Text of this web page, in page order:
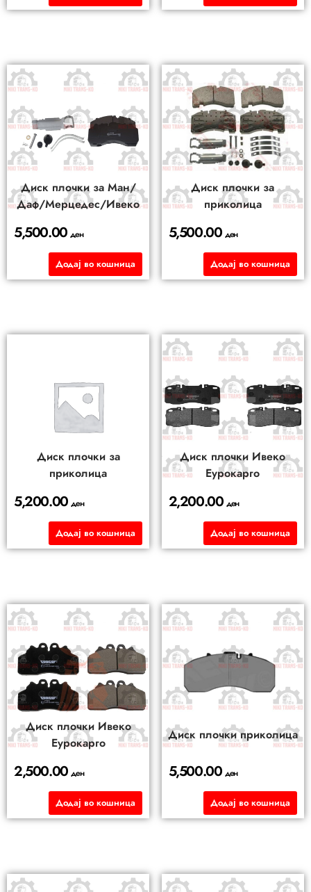
Диск плочки за Ман/
Даф/Мерцедес/Ивеко
5,500.00ден
Додај во кошница
Диск плочки за
приколица
5,500.00 ден
Додај во кошница
Диск плочки за
приколица
5,200.00ден
Додај во кошница
Диск плочки Ивеко
Еурокарго
2,200.00 ден
Додај во кошница
Диск плочки Ивеко
Еурокарго
2,500.00ден
Додај во кошница
Диск плочки приколица
5,500.00 ден
Додај во кошница